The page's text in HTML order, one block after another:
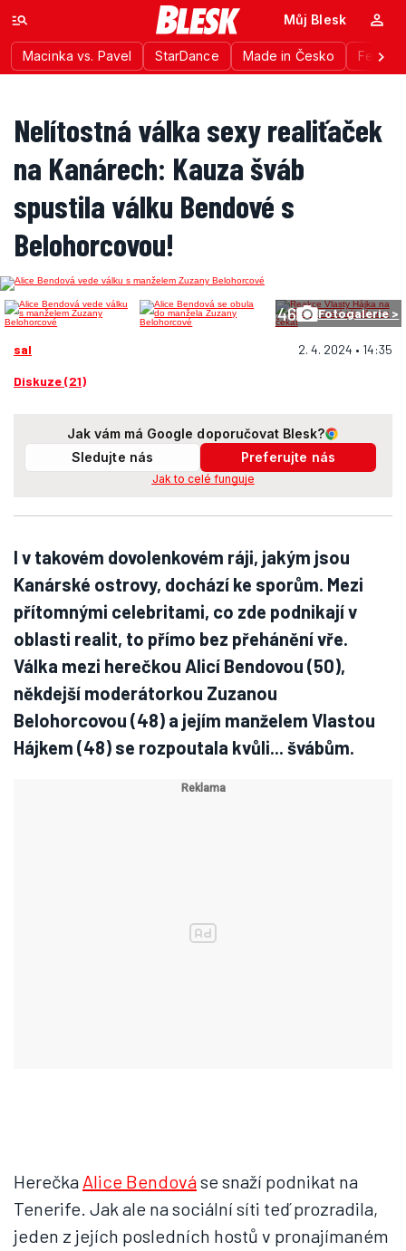
Macinka vs. Pavel StarDance Made in Česko
Můj Blesk
Nelítostná válka sexy realiťaček
na Kanárech: Kauza šváb
spustila válku Bendové s
Belohorcovou!
46 Fotogalerie >
sal 2. 4. 2024 • 14:35
Diskuze (21)
Jak vám má Google doporučovat Blesk?
Sledujte nás
Preferujte nás
Jak to celé funguje
I v takovém dovolenkovém ráji, jakým jsou
Kanárské ostrovy, dochází ke sporům. Mezi
přítomnými celebritami, co zde podnikají v
oblasti realit, to přímo bez přehánění vře.
Válka mezi herečkou Alicí Bendovou (50),
někdejší moderátorkou Zuzanou
Belohorcovou (48) a jejím manželem Vlastou
Hájkem (48) se rozpoutala kvůli... švábům.
Herečka Alice Bendováse snaží podnikat na
Tenerife. Jak ale na sociální síti teď prozradila,
jeden z jejích posledních hostů v pronajímaném